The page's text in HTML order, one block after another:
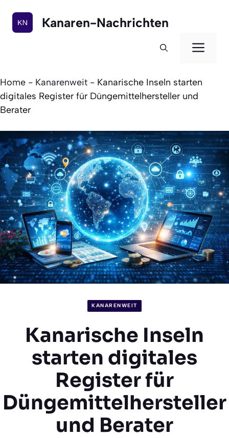
Inhalt
springen
Kanaren-Nachrichten
Home - Kanarenweit - Kanarische Inseln starten
digitales Register für Düngemittelhersteller und
Berater
KANARENWEIT
Kanarische Inseln
starten digitales
Register für
Düngemittelhersteller
und Berater